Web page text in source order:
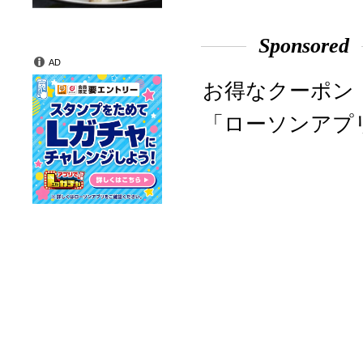
Sponsored
お得なクーポン
「ローソンア
AD